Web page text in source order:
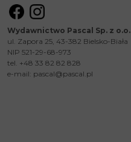
Wydawnictwo Pascal Sp. z o.o.
ul. Zapora 25, 43-382 Bielsko-Biała
NIP 521-29-68-973
tel. +48 33 82 82 828
e-mail: pascal@pascal.pl